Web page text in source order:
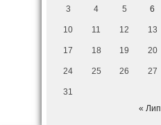
3 4 5 6
10 11 12 13
17 18 19 20
24 25 26 27
31
« Лип